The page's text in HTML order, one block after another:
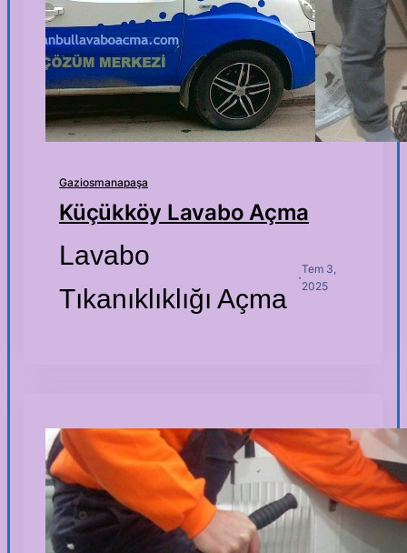
Gaziosmanapaşa
Küçükköy Lavabo Açma
Lavabo
Tıkanıklıklığı Açma
·
Tem 3,
2025